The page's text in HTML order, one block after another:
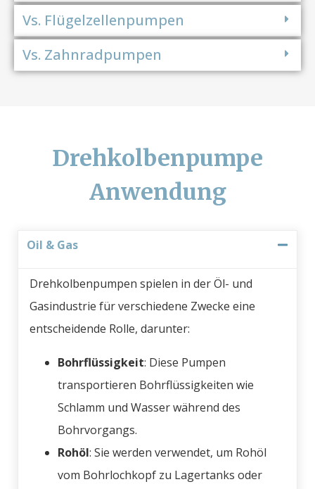
Vs. Flügelzellenpumpen
Vs. Zahnradpumpen
Drehkolbenpumpe
Anwendung
Oil & Gas
Drehkolbenpumpen spielen in der Öl- und
Gasindustrie für verschiedene Zwecke eine
entscheidende Rolle, darunter:
Bohrflüssigkeit: Diese Pumpen
transportieren Bohrflüssigkeiten wie
Schlamm und Wasser während des
Bohrvorgangs.
Rohöl: Sie werden verwendet, um Rohöl
vom Bohrlochkopf zu Lagertanks oder